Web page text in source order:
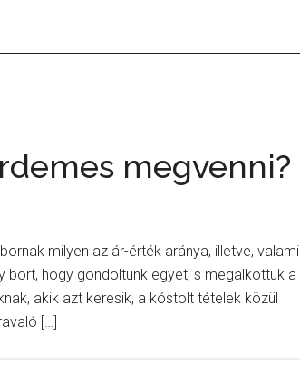
megvenni?
milyen az ár-érték aránya, illetve, valami
bort, hogy gondoltunk egyet, s megalkottuk a
akik azt keresik, a kóstolt tételek közül
[…]